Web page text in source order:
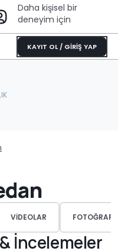
Daha kişisel bir
deneyim için
KAYIT OL / GİRİŞ YAP
VIDEOLAR
İncelemeler